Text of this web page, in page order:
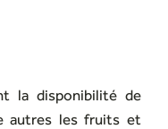
la disponibilité de
autres les fruits et